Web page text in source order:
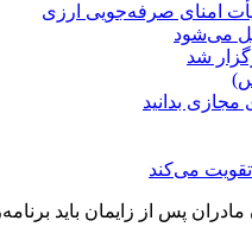
امنای صرفه‌جویی ارزی
می‌شود
شد
بدانید
می‌کند
پس از زایمان باید